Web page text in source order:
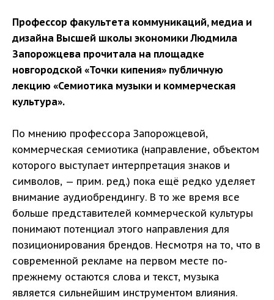
Профессор факультета коммуникаций, медиа и
дизайна Высшей школы экономики Людмила
Запорожцева прочитала на площадке
новгородской «Точки кипения» публичную
лекцию «Семиотика музыки и коммерческая
культура».
По мнению профессора Запорожцевой,
коммерческая семиотика (направление, объектом
которого выступает интерпретация знаков и
символов, — прим. ред.) пока ещё редко уделяет
внимание аудиобрендингу. В то же время все
больше представителей коммерческой культуры
понимают потенциал этого направления для
позиционирования брендов. Несмотря на то, что в
современной рекламе на первом месте по-
прежнему остаются слова и текст, музыка
является сильнейшим инструментом влияния.